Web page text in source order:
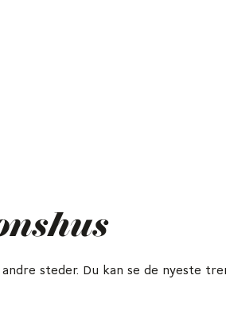
steder. Du kan se de nyeste